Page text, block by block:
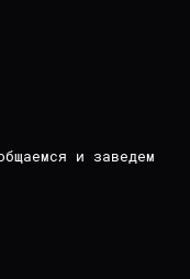
и заведем